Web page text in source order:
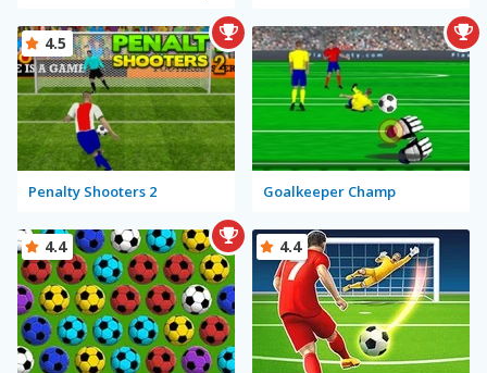
Penalty Shooters 2
4.5
Goalkeeper Champ
4.4 4.4